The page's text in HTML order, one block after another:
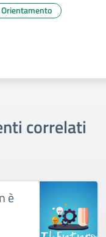
Orientamento
correlati
è